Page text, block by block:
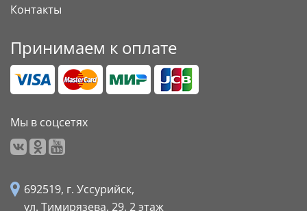
Контакты
Принимаем к оплате
Мы в соцсетях
692519, г. Уссурийск,
ул. Тимирязева, 29, 2 этаж